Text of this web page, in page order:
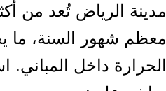
مدينة الرياض تُعد من
معظم شهور السنة، ما
الحرارة داخل المباني.